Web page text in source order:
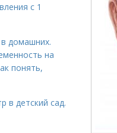
с 1
домашних.
на
понять,
в детский сад.